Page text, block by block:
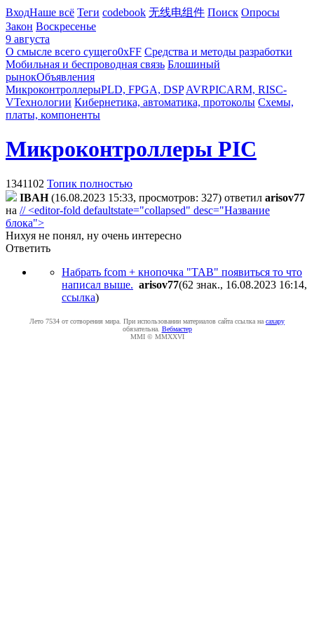
ВходНаше всё Теги codebook 无线电组件 Поиск Опросы
Закон Воскресенье
9 августа
О смысле всего сущего0xFF Средства и методы разработки
Мобильная и беспроводная связь Блошиный
рынокОбъявления
МикроконтроллерыPLD, FPGA, DSP AVRPICARM, RISC-
VТехнологии Кибернетика, автоматика, протоколы Схемы,
платы, компоненты
Микроконтроллеры PIC
1341102 Топик полностью
IBAH (16.08.2023 15:33, просмотров: 327) ответил arisov77
на // <editor-fold defaultstate="collapsed" desc="Название
блока">
Нихуя не понял, ну очень интересно
Ответить
Набрать fcom + кнопочка "TAB" появиться то что
написал выше. arisov77(62 знак., 16.08.2023 16:14,
ссылка)
Лето 7534 от сотворения мира. При использовании материалов сайта ссылка на caxapу
обязательна. Вебмастер
MMI © MMXXVI